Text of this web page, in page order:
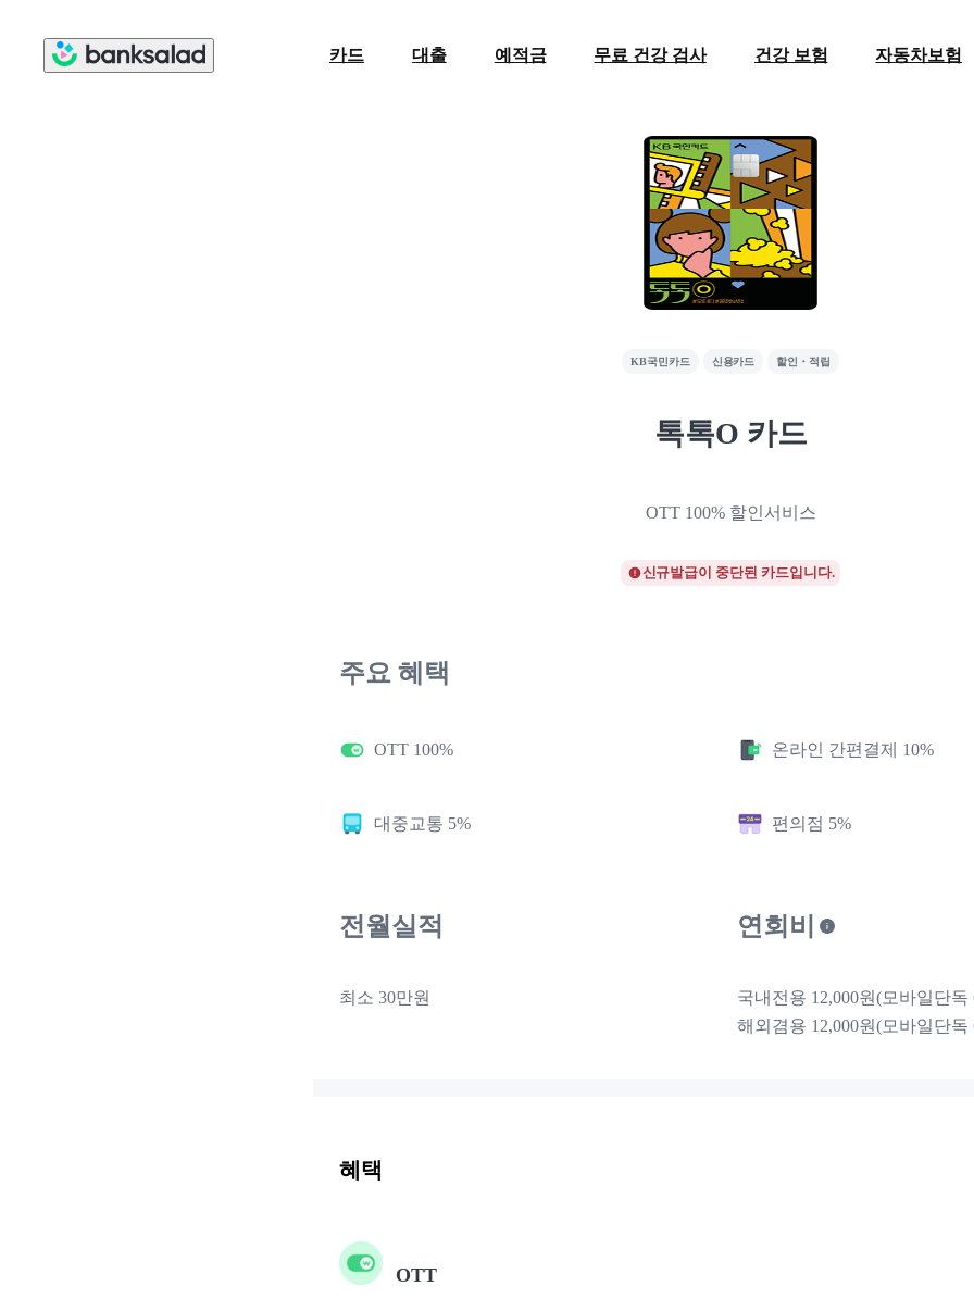
카드 대출 예적금 무료 건강 검사 건강 보험 자동차보험
KB국민카드 신용카드 할인・적립
톡톡O 카드
OTT 100% 할인서비스
신규발급이 중단된 카드입니다.
주요 혜택
OTT 100% 온라인 간편결제 10%
대중교통 5% 편의점 5%
전월실적
최소 30만원
연회비
국내전용 12,000원(모바일단독
해외겸용 12,000원(모바일단독
혜택
OTT